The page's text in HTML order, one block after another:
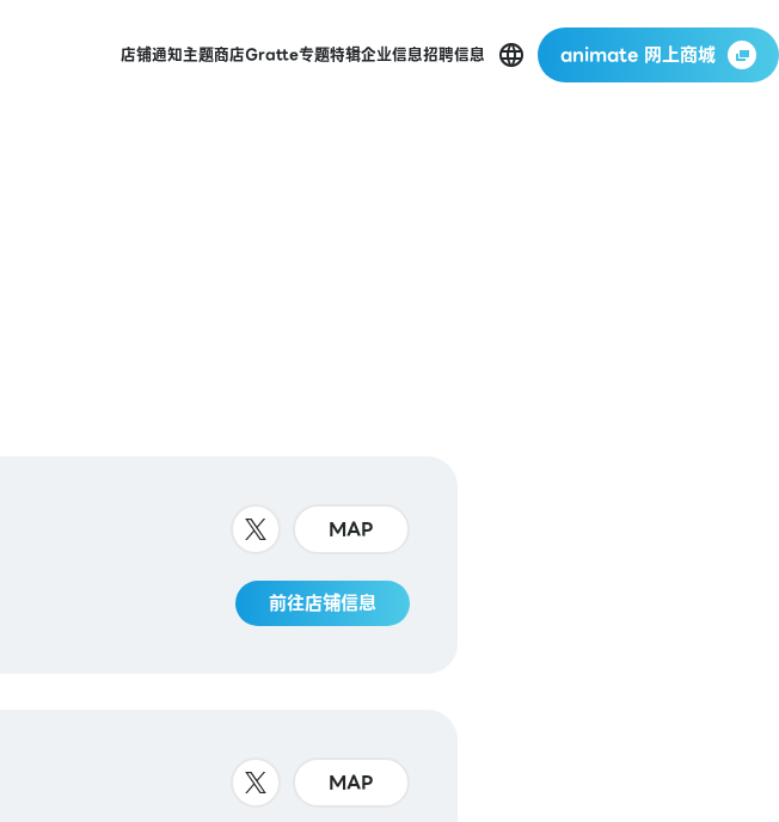
店铺通知主题商店Gratte专题特辑企业信息招聘信息 animate 网上商城
MAP
前往店铺信息
MAP